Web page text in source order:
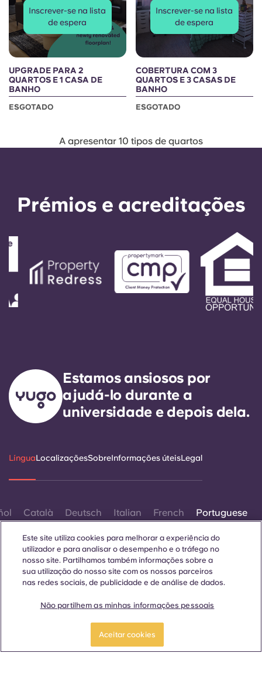
Inscrever-se na lista
de espera
UPGRADE PARA 2
QUARTOS E 1 CASA DE
BANHO
ESGOTADO
Inscrever-se na lista
de espera
COBERTURA COM 3
QUARTOS E 3 CASAS DE
BANHO
ESGOTADO
A apresentar 10 tipos de quartos
Prémios e acreditações
Estamos ansiosos por
ajudá-lo durante a
universidade e depois dela.
LínguaLocalizaçõesSobreInformações úteisLegal
Català Deutsch Italian French Portuguese
Sempre que palavras que denotam um género específico
Este site utiliza cookies para melhorar a experiência do
utilizador e para analisar o desempenho e o tráfego no
nosso site. Partilhamos também informações sobre a
sua utilização do nosso site com os nossos parceiros
nas redes sociais, de publicidade e de análise de dados.
Não partilhem as minhas informações pessoais
Aceitar cookies